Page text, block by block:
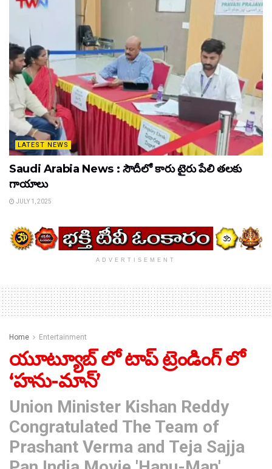
LATEST NEWS
Saudi Arabia News : సౌదీలో కారు టైరు పేలి తలకు
గాయాలు
JULY 1, 2025
ADVERTISEMENT
Home Entertainment
యూట్యూబ్ లో టాప్ ట్రెండింగ్ లో
‘హను-మాన్’
Union Minister Kishan Reddy
Congratulated The Team of
Prashant Verma and Teja Sajja